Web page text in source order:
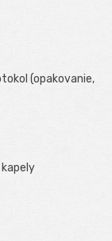
(opakovanie,